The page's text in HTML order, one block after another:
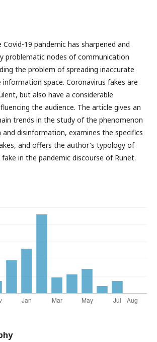
Covid-19 pandemic has sharpened and
problematic nodes of communication
the problem of spreading inaccurate
space. Coronavirus fakes are
but also have a considerable
the audience. The article gives an
trends in the study of the phenomenon
disinformation, examines the specifics
and offers the author's typology of
in the pandemic discourse of Runet.